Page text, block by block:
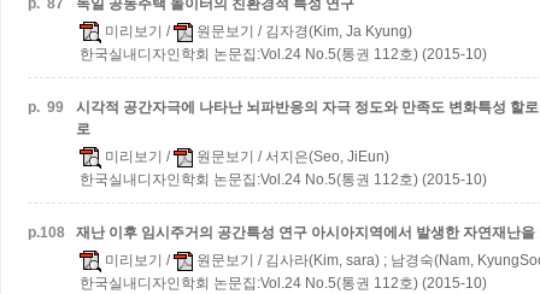
p. 87
독일 공동주택 놀이터의 친환경적 특성 연구
미리보기 / 원문보기 / 김자경(Kim, Ja Kyung)
한국실내디자인학회 논문집:Vol.24 No.5(통권 112호) (2015-10)
p. 99 시각적 공간자극에 나타난 뇌파반응의 자극 정도와 만족도 변화특성 할
로
미리보기 / 원문보기 / 서지은(Seo, JiEun)
한국실내디자인학회 논문집:Vol.24 No.5(통권 112호) (2015-10)
p.108 재난 이후 임시주거의 공간특성 연구 아시아지역에서 발생한 자연재난을
미리보기 / 원문보기 / 김사라(Kim, sara) ; 남경숙(Nam,
한국실내디자인학회 논문집:Vol.24 No.5(통권 112호) (2015-10)